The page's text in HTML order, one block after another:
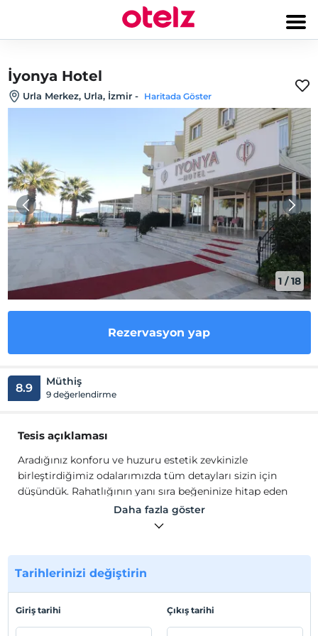
İyonya Hotel
Urla Merkez, Urla, İzmir - Haritada Göster
1 /18
Rezervasyon yap
8.9 Müthiş
9 değerlendirme
Tesis açıklaması
Aradığınız konforu ve huzuru estetik zevkinizle
birleştirdiğimiz odalarımızda tüm detayları sizin için
düşündük. Rahatlığının yanı sıra beğeninize hitap eden
dekorasyonuyla 46 odamızda her ihtiyacınız anında
çözüme kavuşturulmaktadır.Urla/Çeşmealtı’nda, 3000
mini süit oda (30 m²) ve 26 standart oda (20 m²)
bulunmaktadır.
düşündük. Rahatlığının yanı sıra beğeninize hitap eden
dekorasyonuyla 46 odamızda her ihtiyacınız anında
Daha fazla göster
Tarihlerinizi değiştirin
Giriş tarihi Çıkış tarihi